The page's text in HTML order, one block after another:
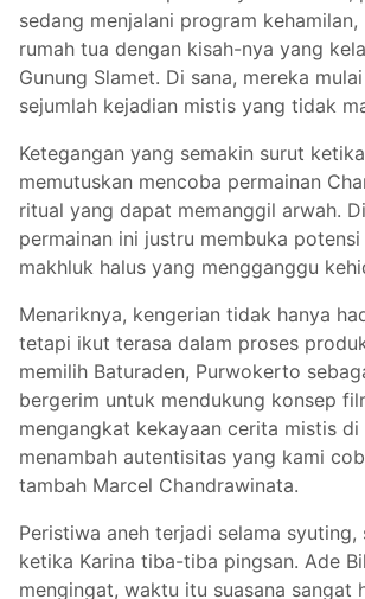
sedang menjalani program
rumah tua dengan kisah-nya yang
Gunung Slamet. Di sana, mereka
sejumlah kejadian mistis yang tidak
Ketegangan yang semakin surut
memutuskan mencoba permainan
ritual yang dapat memanggil arwah.
permainan ini justru membuka potensi
makhluk halus yang mengganggu
Menariknya, kengerian tidak hanya
tetapi ikut terasa dalam proses
memilih Baturaden, Purwokerto
bergerim untuk mendukung konsep
mengangkat kekayaan cerita mistis di
menambah autentisitas yang kami
tambah Marcel Chandrawinata.
Peristiwa aneh terjadi selama syuting,
ketika Karina tiba-tiba pingsan. Ade
mengingat, waktu itu suasana sangat